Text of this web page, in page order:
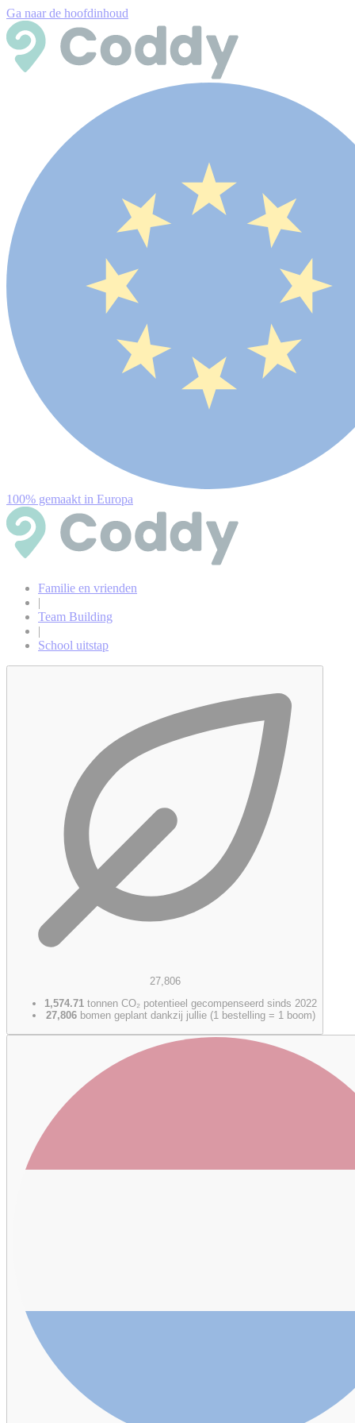
Ga naar de hoofdinhoud
100% gemaakt in Europa
Familie en vrienden
|
Team Building
|
School uitstap
27,806
1,574.71 tonnen CO₂ potentieel gecompenseerd sinds 2022
27,806 bomen geplant dankzij jullie (1 bestelling = 1 boom)